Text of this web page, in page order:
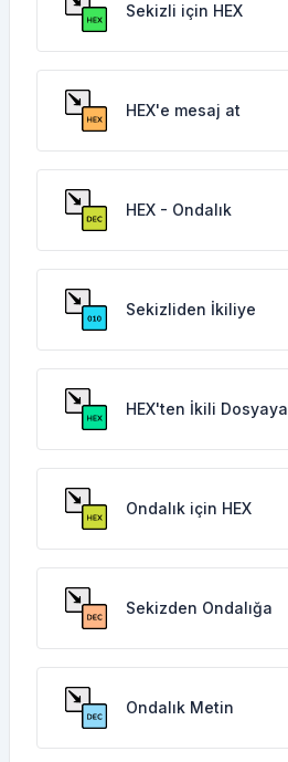
Sekizli için HEX
HEX'e mesaj at
HEX - Ondalık
Sekizliden İkiliye
HEX'ten İkili Dosyaya
Ondalık için HEX
Sekizden Ondalığa
Ondalık Metin